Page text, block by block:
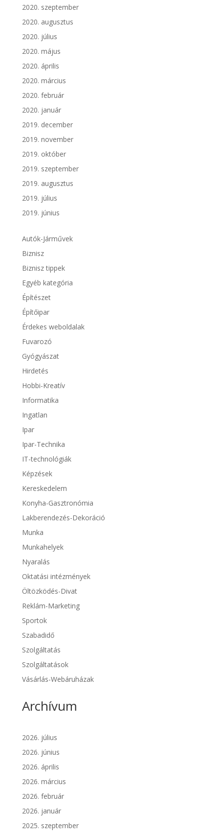
2020. szeptember
2020. augusztus
2020. július
2020. május
2020. április
2020. március
2020. február
2020. január
2019. december
2019. november
2019. október
2019. szeptember
2019. augusztus
2019. július
2019. június
Autók-Járművek
Biznisz
Biznisz tippek
Egyéb kategória
Építészet
Építőipar
Érdekes weboldalak
Fuvarozó
Gyógyászat
Hirdetés
Hobbi-Kreatív
Informatika
Ingatlan
Ipar
Ipar-Technika
IT-technológiák
Képzések
Kereskedelem
Konyha-Gasztronómia
Lakberendezés-Dekoráció
Munka
Munkahelyek
Nyaralás
Oktatási intézmények
Öltözködés-Divat
Reklám-Marketing
Sportok
Szabadidő
Szolgáltatás
Szolgáltatások
Vásárlás-Webáruházak
Archívum
2026. július
2026. június
2026. április
2026. március
2026. február
2026. január
2025. szeptember